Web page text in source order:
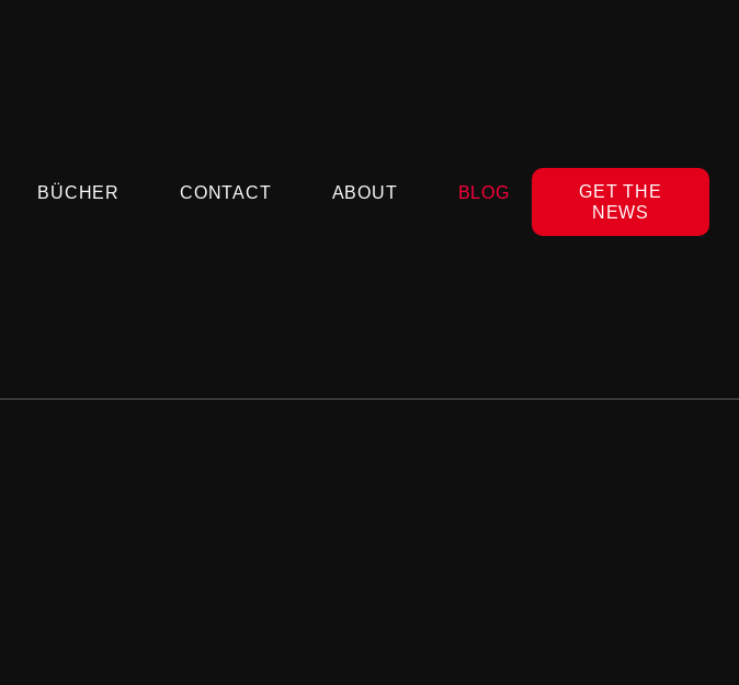
BÜCHER CONTACT ABOUT BLOG
GET THE
NEWS